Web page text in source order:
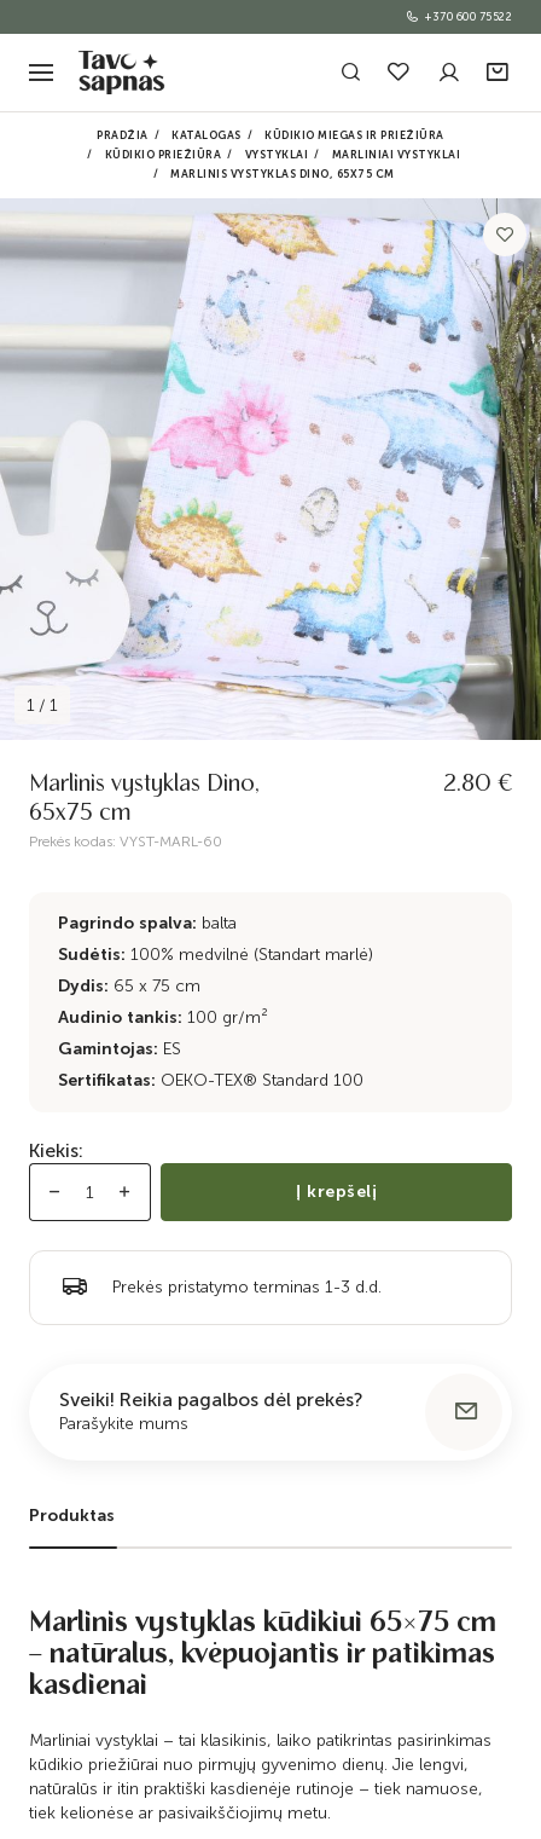
+370 600 75522
PRADŽIA KATALOGAS
KŪDIKIO MIEGAS IR PRIEŽIŪRA
KŪDIKIO PRIEŽIŪRA
VYSTYKLAI
MARLINIAI VYSTYKLAI
MARLINIS VYSTYKLAS DINO, 65X75 CM
1 / 1
Marlinis vystyklas Dino,
65x75 cm
Prekės kodas: VYST-MARL-60
2.80 €
Pagrindo spalva: balta
Sudėtis: 100% medvilnė (Standart marlė)
Dydis: 65 x 75 cm
Audinio tankis: 100 gr/m²
Gamintojas: ES
Sertifikatas: OEKO-TEX® Standard 100
Kiekis:
Į krepšelį
Prekės pristatymo terminas 1-3 d.d.
Sveiki! Reikia pagalbos dėl prekės?
Parašykite mums
Produktas
Marlinis vystyklas kūdikiui 65×75 cm
– natūralus, kvėpuojantis ir patikimas
kasdienai
Marliniai vystyklai – tai klasikinis, laiko patikrintas pasirinkimas
kūdikio priežiūrai nuo pirmųjų gyvenimo dienų. Jie lengvi,
natūralūs ir itin praktiški kasdienėje rutinoje – tiek namuose,
tiek kelionėse ar pasivaikščiojimų metu.